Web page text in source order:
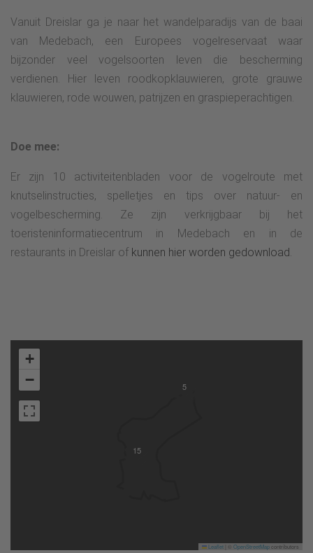
Vanuit Dreislar ga je naar het wandelparadijs van de baai
van Medebach, een Europees vogelreservaat waar
bijzonder veel vogelsoorten leven die bescherming
verdienen. Hier leven roodkopklauwieren, grote grauwe
klauwieren, rode wouwen, patrijzen en graspieperachtigen.
Doe mee:
Er zijn 10 activiteitenbladen voor de vogelroute met
knutselinstructies, spelletjes en tips over natuur- en
vogelbescherming. Ze zijn verkrijgbaar bij het
toeristeninformatiecentrum in Medebach en in de
restaurants in Dreislar of kunnen hier worden gedownload.
5
15
+
−
Leaflet OpenStreetMapcontributors